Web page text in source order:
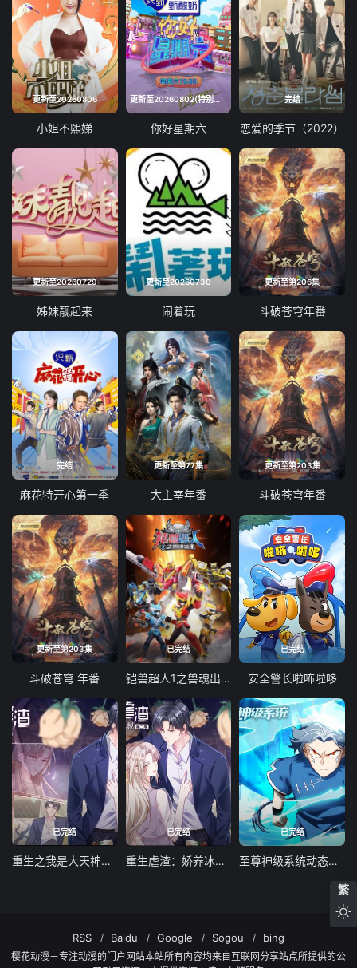
更新至20260806
小姐不熙娣
更新至20260802(特别企划)
你好星期六
完结
恋爱的季节（2022）
更新至20260729
姊妹靓起来
更新至20260730
闹着玩
更新至第206集
斗破苍穹年番
完结
麻花特开心第一季
更新至第77集
大主宰年番
更新至第203集
斗破苍穹年番
更新至第203集
斗破苍穹 年番
已完结
铠兽超人1之兽魂出击
已完结
安全警长啦咘啦哆
已完结
重生之我是大天神动态漫画第一季
已完结
重生虐渣：娇养冰山总裁动态漫画
已完结
至尊神级系统动态漫画第一季
繁
RSS Baidu Google Sogou bing
樱花动漫－专注动漫的门户网站本站所有内容均来自互联网分享站点所提供的公